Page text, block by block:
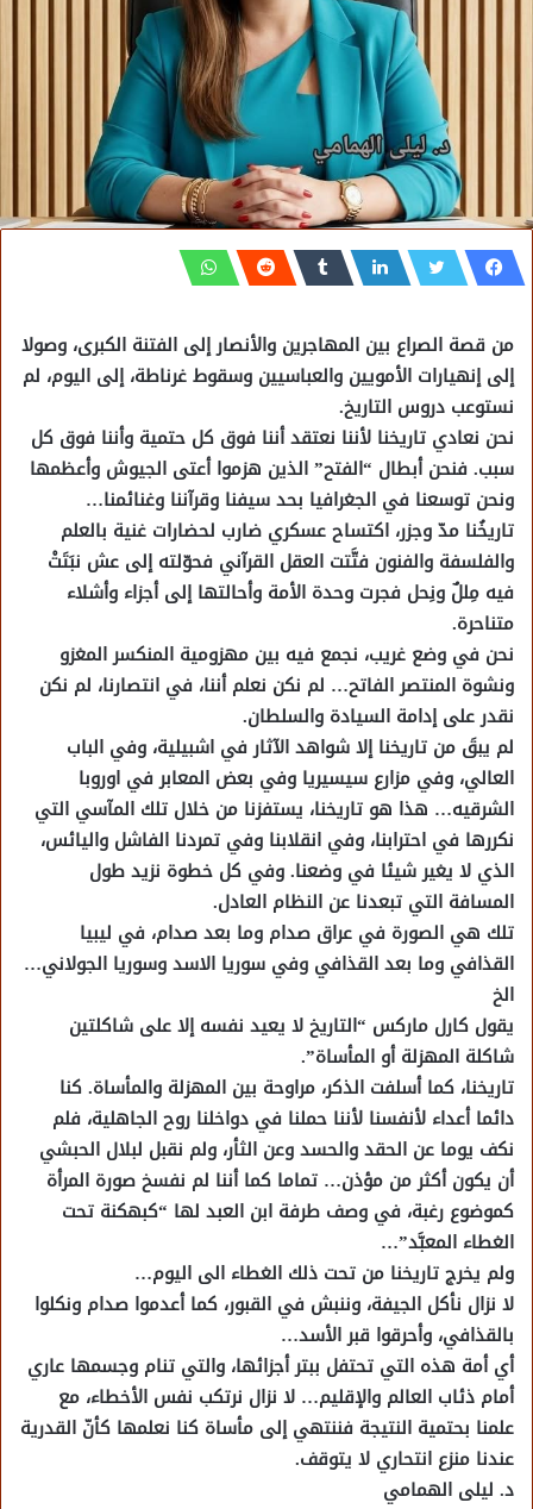
من قصة الصراع بين المهاجرين والأنصار إلى الفتنة الكبرى، وصولا
إلى إنهيارات الأمويين والعباسيين وسقوط غرناطة، إلى اليوم، لم
نستوعب دروس التاريخ.
نحن نعادي تاريخنا لأننا نعتقد أننا فوق كل حتمية وأننا فوق كل
سبب. فنحن أبطال “الفتح” الذين هزموا أعتى الجيوش وأعظمها
ونحن توسعنا في الجغرافيا بحد سيفنا وقرآننا وغنائمنا…
تاريخُنا مدّ وجزر، اكتساح عسكري ضارب لحضارات غنية بالعلم
والفلسفة والفنون فتَّتت العقل القرآني فحوّلته إلى عش نبَتَتْ
فيه مِللٌ ونِحل فجرت وحدة الأمة وأحالتها إلى أجزاء وأشلاء
متناحرة.
نحن في وضع غريب، نجمع فيه بين مهزومية المنكسر المغزو
ونشوة المنتصر الفاتح… لم نكن نعلم أننا، في انتصارنا، لم نكن
نقدر على إدامة السيادة والسلطان.
لم يبقَ من تاريخنا إلا شواهد الآثار في اشبيلية، وفي الباب
العالي، وفي مزارع سيسيريا وفي بعض المعابر في اوروبا
الشرقيه… هذا هو تاريخنا، يستفزنا من خلال تلك المآسي التي
نكررها في احترابنا، وفي انقلابنا وفي تمردنا الفاشل واليائس،
الذي لا يغير شيئا في وضعنا. وفي كل خطوة نزيد طول
المسافة التي تبعدنا عن النظام العادل.
تلك هي الصورة في عراق صدام وما بعد صدام، في ليبيا
القذافي وما بعد القذافي وفي سوريا الاسد وسوريا الجولاني…
الخ
يقول كارل ماركس “التاريخ لا يعيد نفسه إلا على شاكلتين
شاكلة المهزلة أو المأساة”.
تاريخنا، كما أسلفت الذكر، مراوحة بين المهزلة والمأساة. كنا
دائما أعداء لأنفسنا لأننا حملنا في دواخلنا روح الجاهلية، فلم
نكف يوما عن الحقد والحسد وعن الثأر، ولم نقبل لبلال الحبشي
أن يكون أكثر من مؤذن… تماما كما أننا لم نفسخ صورة المرأة
كموضوع رغبة، في وصف طرفة ابن العبد لها “كبهكنة تحت
الغطاء المعبَّد”…
ولم يخرج تاريخنا من تحت ذلك الغطاء الى اليوم…
لا نزال نأكل الجيفة، وننبش في القبور، كما أعدموا صدام ونكلوا
بالقذافي، وأحرقوا قبر الأسد…
أي أمة هذه التي تحتفل ببتر أجزائها، والتي تنام وجسمها عاري
أمام ذئاب العالم والإقليم… لا نزال نرتكب نفس الأخطاء، مع
علمنا بحتمية النتيجة فننتهي إلى مأساة كنا نعلمها كأنّ القدرية
عندنا منزع انتحاري لا يتوقف.
د. ليلى الهمامي